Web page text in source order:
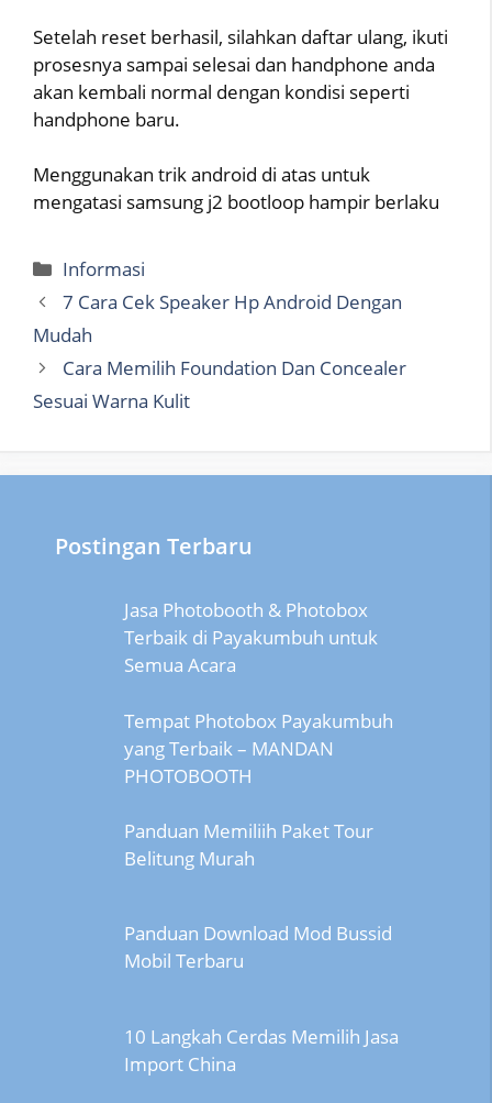
Setelah reset berhasil, silahkan daftar ulang, ikuti
prosesnya sampai selesai dan handphone anda
akan kembali normal dengan kondisi seperti
handphone baru.
Menggunakan trik android di atas untuk
mengatasi samsung j2 bootloop hampir berlaku
Categories
Informasi
7 Cara Cek Speaker Hp Android Dengan
Mudah
Cara Memilih Foundation Dan Concealer
Sesuai Warna Kulit
Postingan Terbaru
Jasa Photobooth & Photobox
Terbaik di Payakumbuh untuk
Semua Acara
Tempat Photobox Payakumbuh
yang Terbaik – MANDAN
PHOTOBOOTH
Panduan Memiliih Paket Tour
Belitung Murah
Panduan Download Mod Bussid
Mobil Terbaru
10 Langkah Cerdas Memilih Jasa
Import China